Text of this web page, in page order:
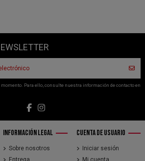
momento. Para ello, consulte nuestra información de contacto en
INFORMACIÓN LEGAL
Sobre nosotros
Entrega
CUENTA DE USUARIO
Iniciar sesión
Mi cuenta